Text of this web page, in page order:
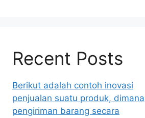
Recent Posts
Berikut adalah contoh inovasi
penjualan suatu produk, dimana
pengiriman barang secara